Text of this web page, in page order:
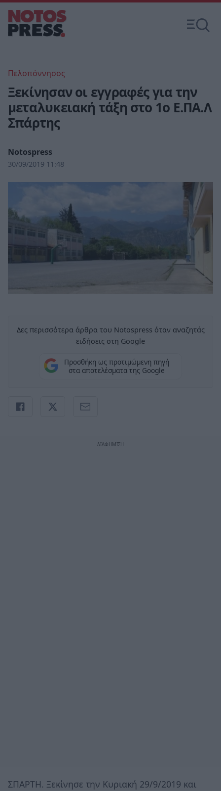
Πελοπόννησος
Ξεκίνησαν οι εγγραφές για την
μεταλυκειακή τάξη στο 1ο Ε.ΠΑ.Λ
Σπάρτης
Notospress
30/09/2019 11:48
Δες περισσότερα άρθρα του Notospress όταν αναζητάς
ειδήσεις στη Google
Προσθήκη ως προτιμώμενη πηγή
στα αποτελέσματα της Google
ΣΠΑΡΤΗ. Ξεκίνησε την Κυριακή 29/9/2019 και